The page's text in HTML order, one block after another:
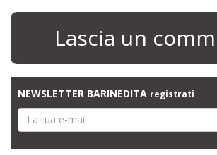
Lascia un
NEWSLETTER BARINEDITA registrati